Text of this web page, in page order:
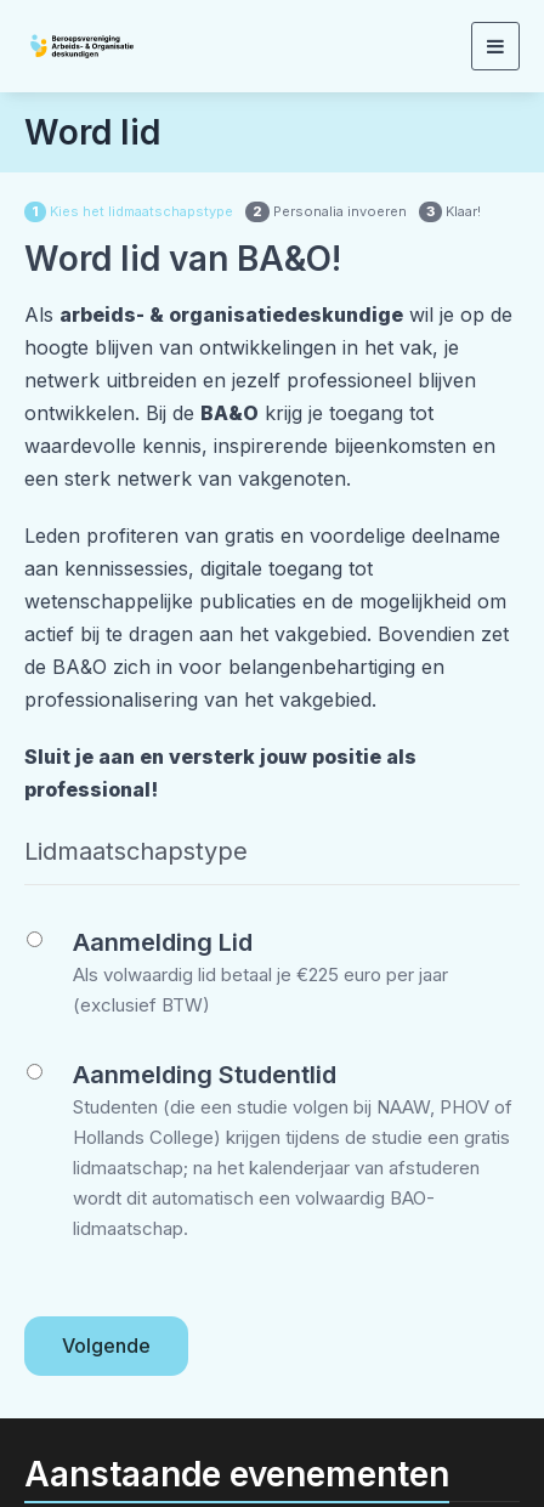
Word lid
1 Kies het lidmaatschapstype 2 Personalia invoeren 3 Klaar!
Word lid van BA&O!
Als arbeids- & organisatiedeskundige wil je op de
hoogte blijven van ontwikkelingen in het vak, je
netwerk uitbreiden en jezelf professioneel blijven
ontwikkelen. Bij de BA&O krijg je toegang tot
waardevolle kennis, inspirerende bijeenkomsten en
een sterk netwerk van vakgenoten.
Leden profiteren van gratis en voordelige deelname
aan kennissessies, digitale toegang tot
wetenschappelijke publicaties en de mogelijkheid om
actief bij te dragen aan het vakgebied. Bovendien zet
de BA&O zich in voor belangenbehartiging en
professionalisering van het vakgebied.
Sluit je aan en versterk jouw positie als
professional!
Lidmaatschapstype
Aanmelding Lid
Als volwaardig lid betaal je €225 euro per jaar
(exclusief BTW)
Aanmelding Studentlid
Studenten (die een studie volgen bij NAAW, PHOV of
Hollands College) krijgen tijdens de studie een gratis
lidmaatschap; na het kalenderjaar van afstuderen
wordt dit automatisch een volwaardig BAO-
lidmaatschap.
Volgende
Aanstaande evenementen